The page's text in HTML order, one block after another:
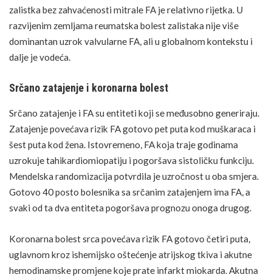
zalistka bez zahvaćenosti mitrale FA je relativno rijetka. U
razvijenim zemljama reumatska bolest zalistaka nije više
dominantan uzrok valvularne FA, ali u globalnom kontekstu i
dalje je vodeća.
Srčano zatajenje i koronarna bolest
Srčano zatajenje i FA su entiteti koji se međusobno generiraju.
Zatajenje povećava rizik FA gotovo pet puta kod muškaraca i
šest puta kod žena. Istovremeno, FA koja traje godinama
uzrokuje tahikardiomiopatiju i pogoršava sistoličku funkciju.
Mendelska randomizacija potvrdila je uzročnost u oba smjera.
Gotovo 40 posto bolesnika sa srčanim zatajenjem ima FA, a
svaki od ta dva entiteta pogoršava prognozu onoga drugog.
Koronarna bolest srca povećava rizik FA gotovo četiri puta,
uglavnom kroz ishemijsko oštećenje atrijskog tkiva i akutne
hemodinamske promjene koje prate infarktmiokarda. Akutna